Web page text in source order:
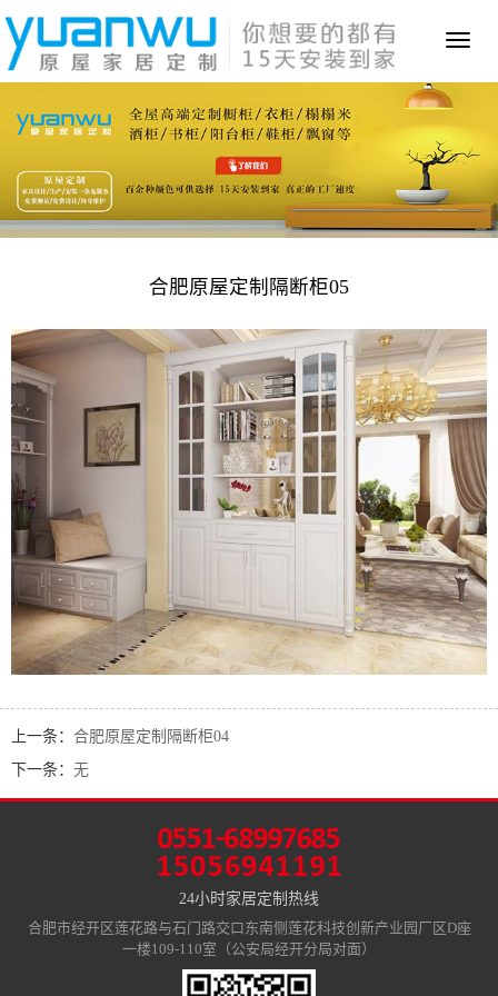
Toggle
合肥原屋定制隔断柜05
上一条： 合肥原屋定制隔断柜04
下一条： 无
24小时家居定制热线
合肥市经开区莲花路与石门路交口东南侧莲花科技创新产业园厂区D座
一楼109-110室（公安局经开分局对面）